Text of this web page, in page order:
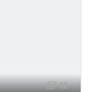
42